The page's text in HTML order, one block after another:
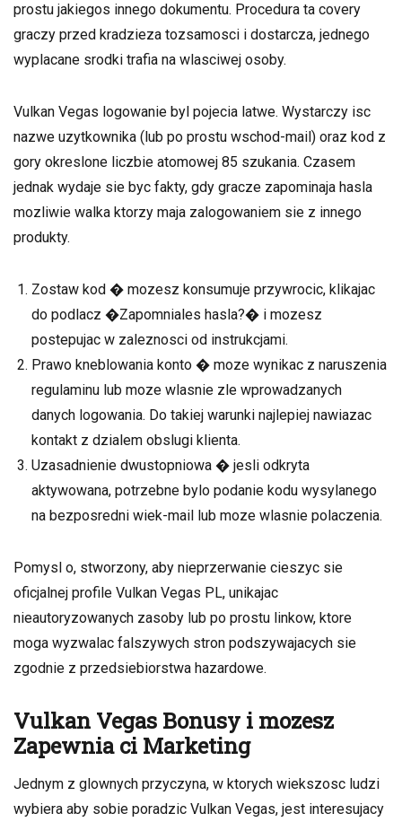
prostu jakiegos innego dokumentu. Procedura ta covery
graczy przed kradzieza tozsamosci i dostarcza, jednego
wyplacane srodki trafia na wlasciwej osoby.
Vulkan Vegas logowanie byl pojecia latwe. Wystarczy isc
nazwe uzytkownika (lub po prostu wschod-mail) oraz kod z
gory okreslone liczbie atomowej 85 szukania. Czasem
jednak wydaje sie byc fakty, gdy gracze zapominaja hasla
mozliwie walka ktorzy maja zalogowaniem sie z innego
produkty.
Zostaw kod � mozesz konsumuje przywrocic, klikajac
do podlacz �Zapomniales hasla?� i mozesz
postepujac w zaleznosci od instrukcjami.
Prawo kneblowania konto � moze wynikac z naruszenia
regulaminu lub moze wlasnie zle wprowadzanych
danych logowania. Do takiej warunki najlepiej nawiazac
kontakt z dzialem obslugi klienta.
Uzasadnienie dwustopniowa � jesli odkryta
aktywowana, potrzebne bylo podanie kodu wysylanego
na bezposredni wiek-mail lub moze wlasnie polaczenia.
Pomysl o, stworzony, aby nieprzerwanie cieszyc sie
oficjalnej profile Vulkan Vegas PL, unikajac
nieautoryzowanych zasoby lub po prostu linkow, ktore
moga wyzwalac falszywych stron podszywajacych sie
zgodnie z przedsiebiorstwa hazardowe.
Vulkan Vegas Bonusy i mozesz
Zapewnia ci Marketing
Jednym z glownych przyczyna, w ktorych wiekszosc ludzi
wybiera aby sobie poradzic Vulkan Vegas, jest interesujacy